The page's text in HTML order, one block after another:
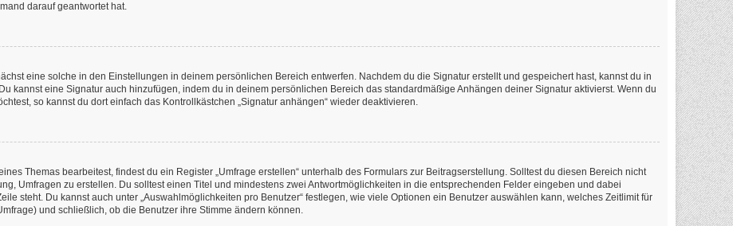
darauf geantwortet hat.
eine solche in den Einstellungen in deinem persönlichen Bereich entwerfen. Nachdem du die Signatur erstellt und gespeichert hast, kannst du in
kannst eine Signatur auch hinzufügen, indem du in deinem persönlichen Bereich das standardmäßige Anhängen deiner Signatur aktivierst. Wenn du
so kannst du dort einfach das Kontrollkästchen „Signatur anhängen“ wieder deaktivieren.
Themas bearbeitest, findest du ein Register „Umfrage erstellen“ unterhalb des Formulars zur Beitragserstellung. Solltest du diesen Bereich nicht
Umfragen zu erstellen. Du solltest einen Titel und mindestens zwei Antwortmöglichkeiten in die entsprechenden Felder eingeben und dabei
steht. Du kannst auch unter „Auswahlmöglichkeiten pro Benutzer“ festlegen, wie viele Optionen ein Benutzer auswählen kann, welches Zeitlimit für
und schließlich, ob die Benutzer ihre Stimme ändern können.